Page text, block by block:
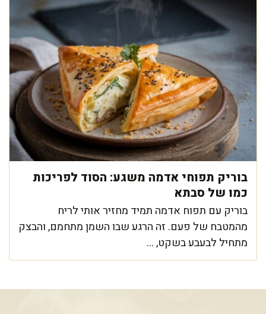
בוריק תפוחי אדמה משגע: הסוד לפריכות
כמו של סבתא
בוריק עם תפוח אדמה תמיד מחזיר אותי לריח
מהמטבח של פעם. זה הרגע שבו השמן מתחמם, והבצק
מתחיל לבעבע בשקט, ...